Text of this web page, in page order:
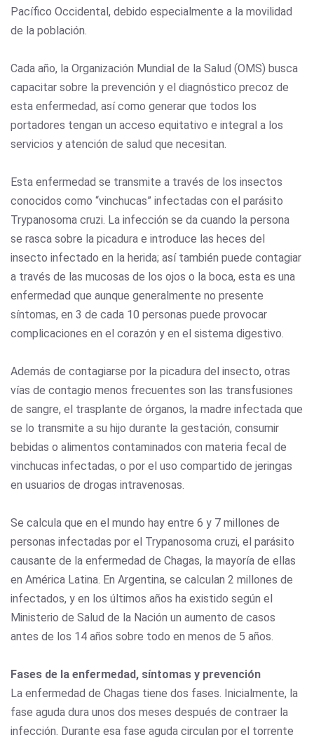
Pacífico Occidental, debido especialmente a la movilidad
de la población.
Cada año, la Organización Mundial de la Salud (OMS) busca
capacitar sobre la prevención y el diagnóstico precoz de
esta enfermedad, así como generar que todos los
portadores tengan un acceso equitativo e integral a los
servicios y atención de salud que necesitan.
Esta enfermedad se transmite a través de los insectos
conocidos como “vinchucas” infectadas con el parásito
Trypanosoma cruzi. La infección se da cuando la persona
se rasca sobre la picadura e introduce las heces del
insecto infectado en la herida; así también puede contagiar
a través de las mucosas de los ojos o la boca, esta es una
enfermedad que aunque generalmente no presente
síntomas, en 3 de cada 10 personas puede provocar
complicaciones en el corazón y en el sistema digestivo.
Además de contagiarse por la picadura del insecto, otras
vías de contagio menos frecuentes son las transfusiones
de sangre, el trasplante de órganos, la madre infectada que
se lo transmite a su hijo durante la gestación, consumir
bebidas o alimentos contaminados con materia fecal de
vinchucas infectadas, o por el uso compartido de jeringas
en usuarios de drogas intravenosas.
Se calcula que en el mundo hay entre 6 y 7 millones de
personas infectadas por el Trypanosoma cruzi, el parásito
causante de la enfermedad de Chagas, la mayoría de ellas
en América Latina. En Argentina, se calculan 2 millones de
infectados, y en los últimos años ha existido según el
Ministerio de Salud de la Nación un aumento de casos
antes de los 14 años sobre todo en menos de 5 años.
Fases de la enfermedad, síntomas y prevención
La enfermedad de Chagas tiene dos fases. Inicialmente, la
fase aguda dura unos dos meses después de contraer la
infección. Durante esa fase aguda circulan por el torrente